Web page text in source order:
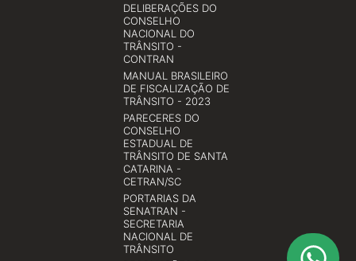
DELIBERAÇÕES DO
CONSELHO
NACIONAL DO
TRÂNSITO -
CONTRAN
MANUAL BRASILEIRO
DE FISCALIZAÇÃO DE
TRÂNSITO - 2023
PARECERES DO
CONSELHO
ESTADUAL DE
TRÂNSITO DE SANTA
CATARINA -
CETRAN/SC
PORTARIAS DA
SENATRAN -
SECRETARIA
NACIONAL DE
TRÂNSITO